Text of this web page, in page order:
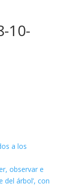
10-
a los
observar e
árbol’, con